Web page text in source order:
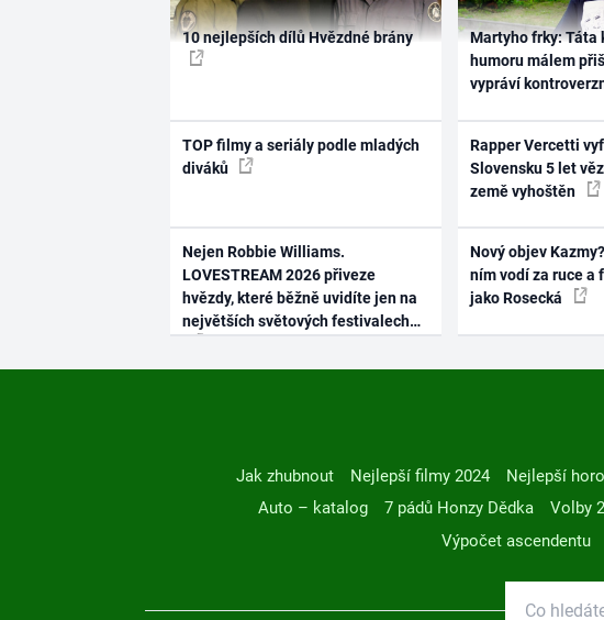
10 nejlepších dílů Hvězdné brány
TOP filmy a seriály podle mladých
diváků
Nejen Robbie Williams.
LOVESTREAM 2026 přiveze
hvězdy, které běžně uvidíte jen na
největších světových festivalech
Martyho frky: Táta
humoru málem
vypráví
Rapper Vercetti
Slovensku 5 let
země vyhoštěn
Nový objev
ním vodí za ruce a
jako Rosecká
Jak zhubnout Nejlepší filmy 2024 Nejlepší
Auto – katalog
7 pádů Honzy Dědka Volby
Výpočet ascendentu